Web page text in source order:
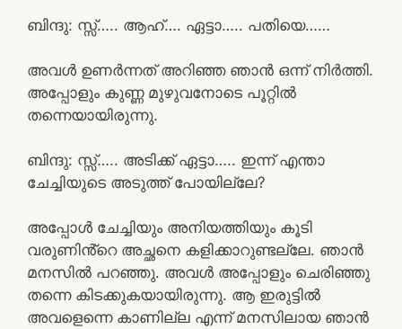
ബിന്ദു: സ്സ്‌….. ആഹ്…. ഏട്ടാ….. പതിയെ……
അവൾ ഉണർന്നത് അറിഞ്ഞ ഞാൻ ഒന്ന് നിർത്തി.
അപ്പോളും കുണ്ണ മുഴുവനോടെ പൂറ്റിൽ
തന്നെയായിരുന്നു.
ബിന്ദു: സ്സ്‌….. അടിക്ക് ഏട്ടാ….. ഇന്ന് എന്താ
ചേച്ചിയുടെ അടുത്ത് പോയില്ലേ?
അപ്പോൾ ചേച്ചിയും അനിയത്തിയും കൂടി
വരുണിൻ്റെ അച്ഛനെ കളിക്കാറുണ്ടല്ലേ. ഞാൻ
മനസിൽ പറഞ്ഞു. അവൾ അപ്പോളും ചെരിഞ്ഞു
തന്നെ കിടക്കുകയായിരുന്നു. ആ ഇരുട്ടിൽ
അവളെന്നെ കാണില്ല എന്ന് മനസിലായ ഞാൻ